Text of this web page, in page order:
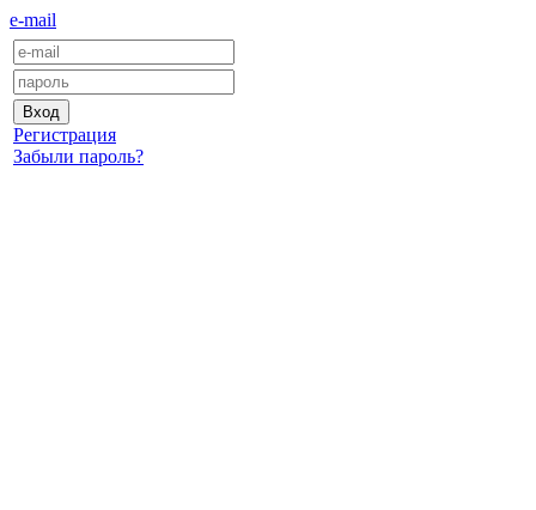
e-mail
Регистрация
Забыли пароль?